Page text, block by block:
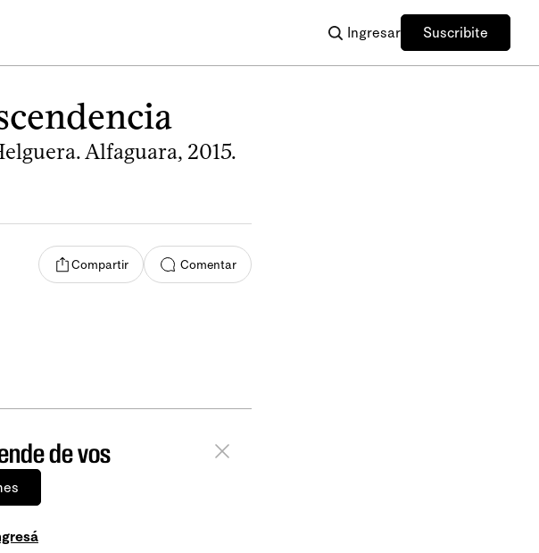
Ingresar Suscribite
Alfaguara, 2015.
Compartir Comentar
de vos